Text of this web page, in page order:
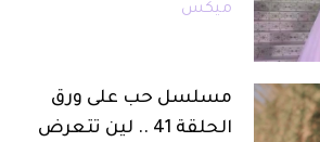
ميكس
مسلسل حب على ورق
الحلقة 41 .. لين تتعرض